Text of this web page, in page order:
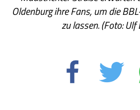
Oldenburg ihre Fans, um die
zu lassen. (Foto: Ulf